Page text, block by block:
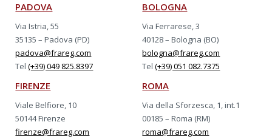
PADOVA
Via Istria, 55
35135 – Padova (PD)
padova@frareg.com
Tel(+39) 049 825.8397
BOLOGNA
Via Ferrarese, 3
40128 – Bologna (BO)
bologna@frareg.com
Tel(+39) 051 082.7375
FIRENZE
Viale Belfiore, 10
50144 Firenze
firenze@frareg.com
ROMA
Via della Sforzesca, 1, int.1
00185 – Roma (RM)
roma@frareg.com